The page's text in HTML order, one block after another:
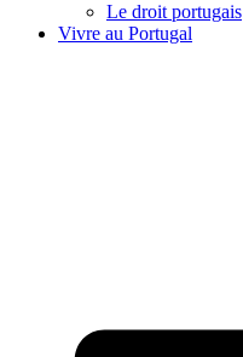
Le droit portugais
Vivre au Portugal